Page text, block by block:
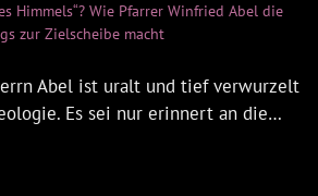
Himmels“? Wie Pfarrer Winfried Abel die
zur Zielscheibe macht
Abel ist uralt und tief verwurzelt
Es sei nur erinnert an die…